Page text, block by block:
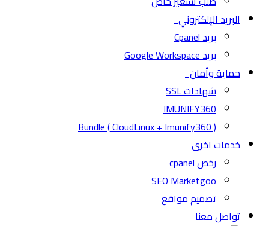
البريد الإلكتروني
بريد Cpanel
بريد Google Workspace
حماية وأمان
شهادات SSL
IMUNIFY360
( CloudLinux + Imunify360 ) Bundle
خدمات اخرى
رخص cpanel
SEO Marketgoo
تصميم مواقع
تواصل معنا